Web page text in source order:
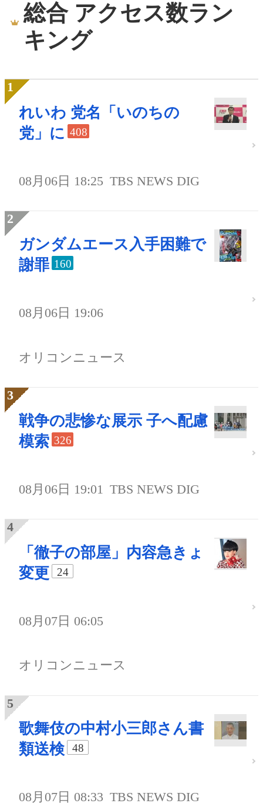
総合 アクセス数ラン
キング
れいわ 党名「いのちの
党」に 408
08月06日 18:25 TBS NEWS DIG
ガンダムエース入手困難で
謝罪 160
08月06日 19:06
オリコンニュース
戦争の悲惨な展示 子へ配慮
模索 326
08月06日 19:01 TBS NEWS DIG
「徹子の部屋」内容急きょ
変更
24
08月07日 06:05
オリコンニュース
歌舞伎の中村小三郎さん書
類送検
48
08月07日 08:33 TBS NEWS DIG